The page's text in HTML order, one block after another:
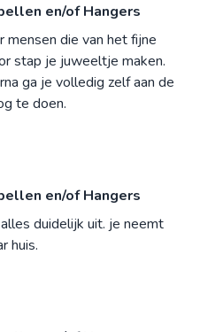
en/of Hangers
die van het fijne
stap je juweeltje maken.
ga je volledig zelf aan de
te doen.
en/of Hangers
duidelijk uit. je neemt
huis.